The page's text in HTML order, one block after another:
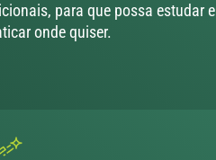
para que possa estudar e
onde quiser.